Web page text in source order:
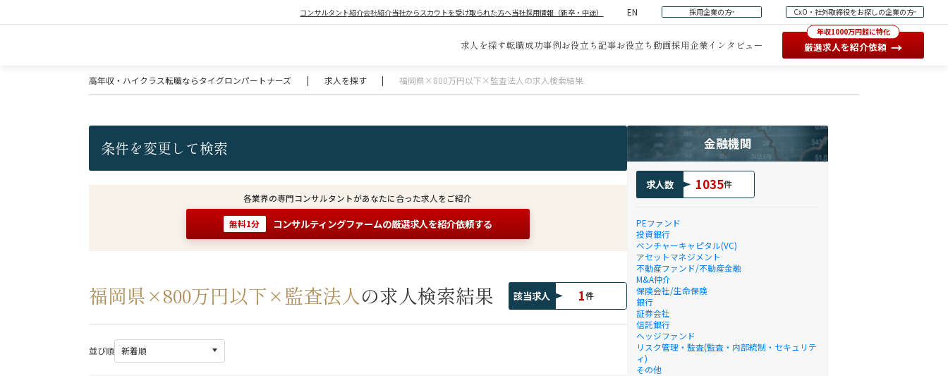
コンサルタント紹介会社紹介当社からスカウトを受け取られた方へ当社採用情報（新卒・中途） EN 採用企業の方 CxO・社外取締役をお探しの企業の方
求人を探す転職成功事例お役立ち記事お役立ち動画採用企業インタビュー
年収1000万円超に特化
厳選求人を紹介依頼 →
高年収・ハイクラス転職ならタイグロンパートナーズ | 求人を探す | 福岡県×800万円以下×監査法人の求人検索結果
条件を変更して検索
各業界の専門コンサルタントがあなたに合った求人をご紹介
無料1分 コンサルティングファームの厳選求人を紹介依頼する
福岡県×800万円以下×監査法人の求人検索結果 該当求人 1件
並び順
金融機関
求人数 1035件
PEファンド
投資銀行
ベンチャーキャピタル(VC)
アセットマネジメント
不動産ファンド/不動産金融
M&A仲介
保険会社/生命保険
銀行
証券会社
信託銀行
ヘッジファンド
リスク管理・監査(監査・内部統制・セキュリテ
ィ)
その他